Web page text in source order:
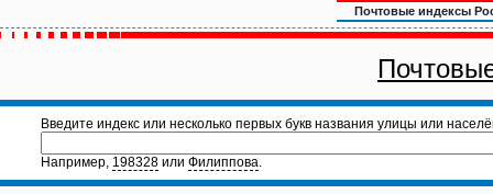
Почтовые индексы
Введите индекс или несколько первых букв названия улицы или
Например, 198328 или Филиппова.